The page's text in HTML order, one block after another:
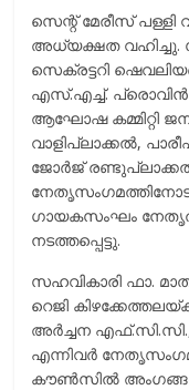
സെന്റ് മേരീസ് പള്ളി
അധ്യക്ഷത വഹിച്ചു.
സെക്രട്ടറി
എസ്.എച്ച്.
ആഘോഷ കമ്മിറ്റി
വാളിപ്ലാക്കല്‍,
ജോര്‍ജ്
ഗായകസംഘം
നടത്തപ്പെട്ടു.
സഹവികാരി ഫാ.
റെജി
അര്‍ച്ചന എഫ്.സി.സി.,
എന്നിവര്‍
കൗണ്‍സില്‍